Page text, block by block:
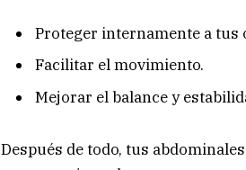
Proteger internamente a tus
Facilitar el movimiento.
Mejorar el balance y
Después de todo, tus